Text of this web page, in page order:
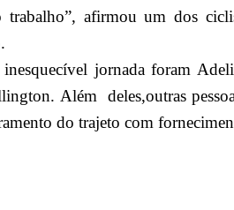
afirmou um dos
inesquecível jornada foram
Além
deles,outras
do trajeto com